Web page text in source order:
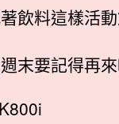
飲料這樣活
末要記得再